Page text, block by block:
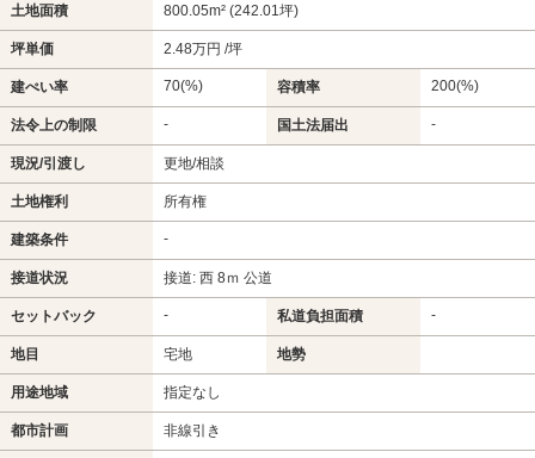
土地面積 800.05m² (242.01坪)
坪単価 2.48万円 /坪
建ぺい率 70(%) 容積率 200(%)
法令上の制限 - 国土法届出 -
現況/引渡し 更地/相談
土地権利 所有権
建築条件 -
接道状況 接道: 西 8ｍ 公道
セットバック - 私道負担面積 -
地目 宅地 地勢
用途地域 指定なし
都市計画 非線引き